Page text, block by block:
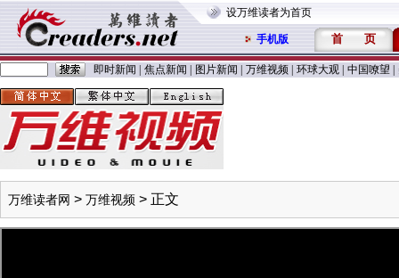
设万维读者为首页
手机版 首 页
即时新闻 焦点新闻 图片新闻 万维视频 环球大观 中国嘹望
万维读者网 > 万维视频 > 正文